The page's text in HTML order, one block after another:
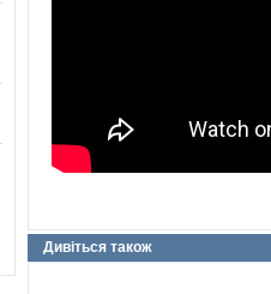
Дивіться також